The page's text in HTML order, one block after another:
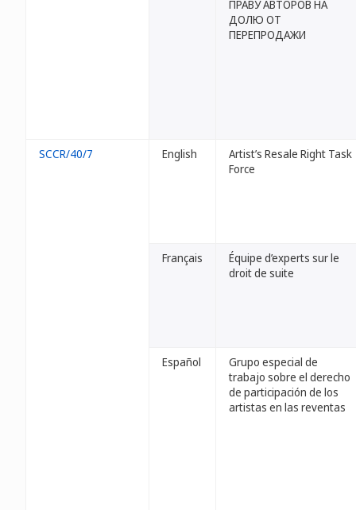
ПРАВУ АВТОРОВ НА
ДОЛЮ ОТ
ПЕРЕПРОДАЖИ
SCCR/40/7 English
Artist’s Resale Right Task
Force
Français
Équipe d’experts sur le
droit de suite
Español
Grupo especial de
trabajo sobre el derecho
de participación de los
artistas en las reventas